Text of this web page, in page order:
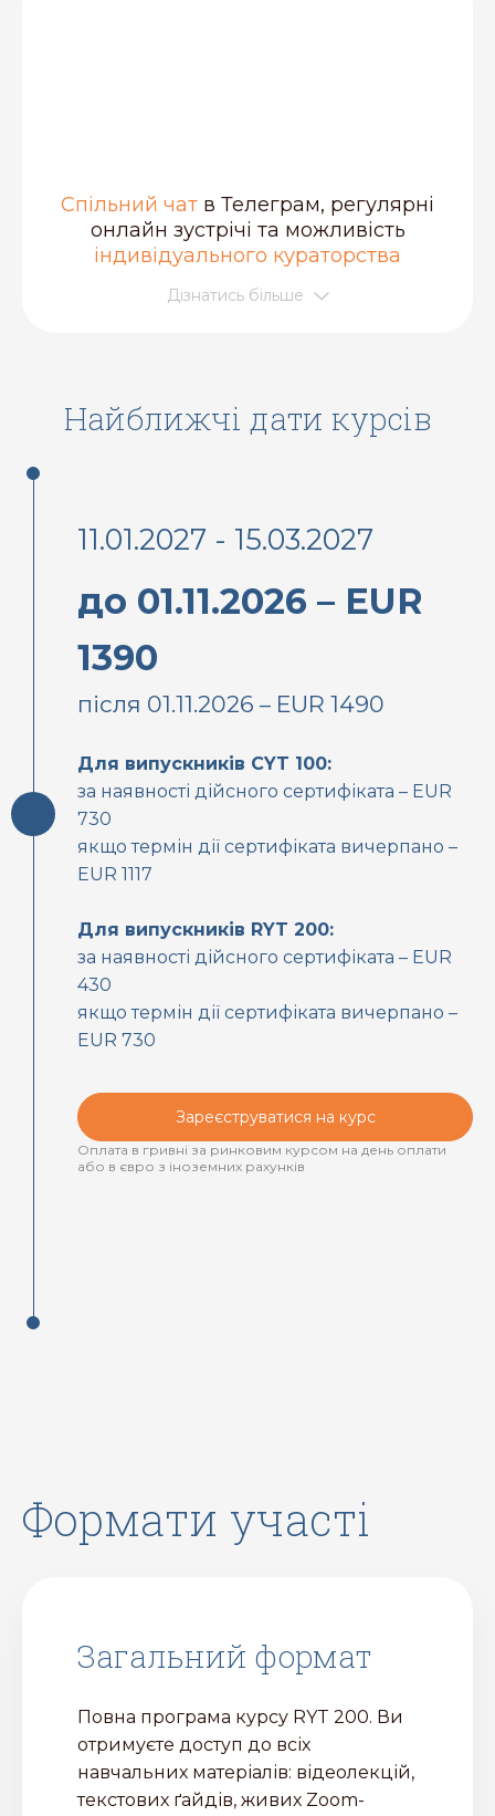
Спільний чат в Телеграм, регулярні
онлайн зустрічі та можливість
індивідуального кураторства
Дізнатись більше
Найближчі дати курсів
11.01.2027 - 15.03.2027
до 01.11.2026 – EUR
1390
після 01.11.2026 – EUR 1490
Для випускників CYT 100:
за наявності дійсного сертифіката – EUR
730
якщо термін дії сертифіката вичерпано –
EUR 1117
Для випускників RYT 200:
за наявності дійсного сертифіката – EUR
430
якщо термін дії сертифіката вичерпано –
EUR 730
Оплата в гривні за ринковим курсом на день оплати
або в євро з іноземних рахунків
Зареєструватися на курс
формати участі
Загальний формат
Повна програма курсу RYT 200. Ви
отримуєте доступ до всіх
навчальних матеріалів: відеолекцій,
текстових ґайдів, живих Zoom-